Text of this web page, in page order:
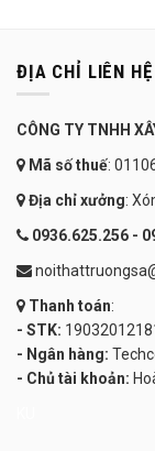
ĐỊA CHỈ LIÊN HỆ
CÔNG TY TNHH
Mã số thuế:
Địa chỉ xưởng:
0936.625.256 -
Thanh toán:
- STK:
- Ngân hàng:
- Chủ tài khoản: